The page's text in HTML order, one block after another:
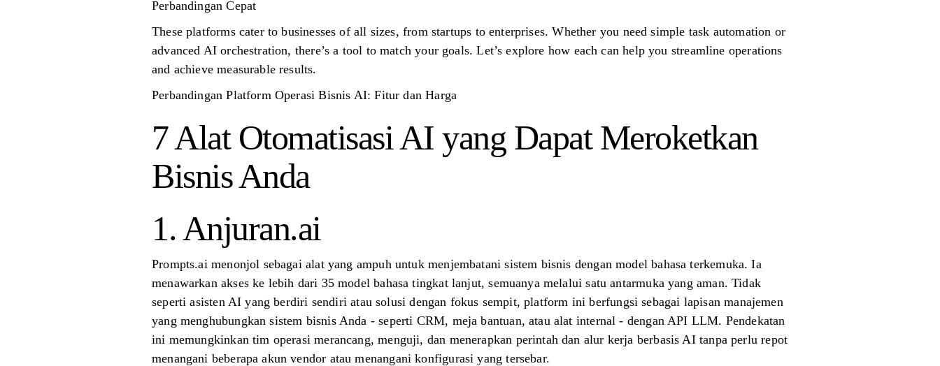
Perbandingan Cepat
These platforms cater to businesses of all sizes, from startups to enterprises. Whether you need simple task automation or
advanced AI orchestration, there’s a tool to match your goals. Let’s explore how each can help you streamline operations
and achieve measurable results.
Perbandingan Platform Operasi Bisnis AI: Fitur dan Harga
7 Alat Otomatisasi AI yang Dapat Meroketkan
Bisnis Anda
1. Anjuran.ai
Prompts.ai menonjol sebagai alat yang ampuh untuk menjembatani sistem bisnis dengan model bahasa terkemuka. Ia
menawarkan akses ke lebih dari 35 model bahasa tingkat lanjut, semuanya melalui satu antarmuka yang aman. Tidak
seperti asisten AI yang berdiri sendiri atau solusi dengan fokus sempit, platform ini berfungsi sebagai lapisan manajemen
yang menghubungkan sistem bisnis Anda - seperti CRM, meja bantuan, atau alat internal - dengan API LLM. Pendekatan
ini memungkinkan tim operasi merancang, menguji, dan menerapkan perintah dan alur kerja berbasis AI tanpa perlu repot
menangani beberapa akun vendor atau menangani konfigurasi yang tersebar.